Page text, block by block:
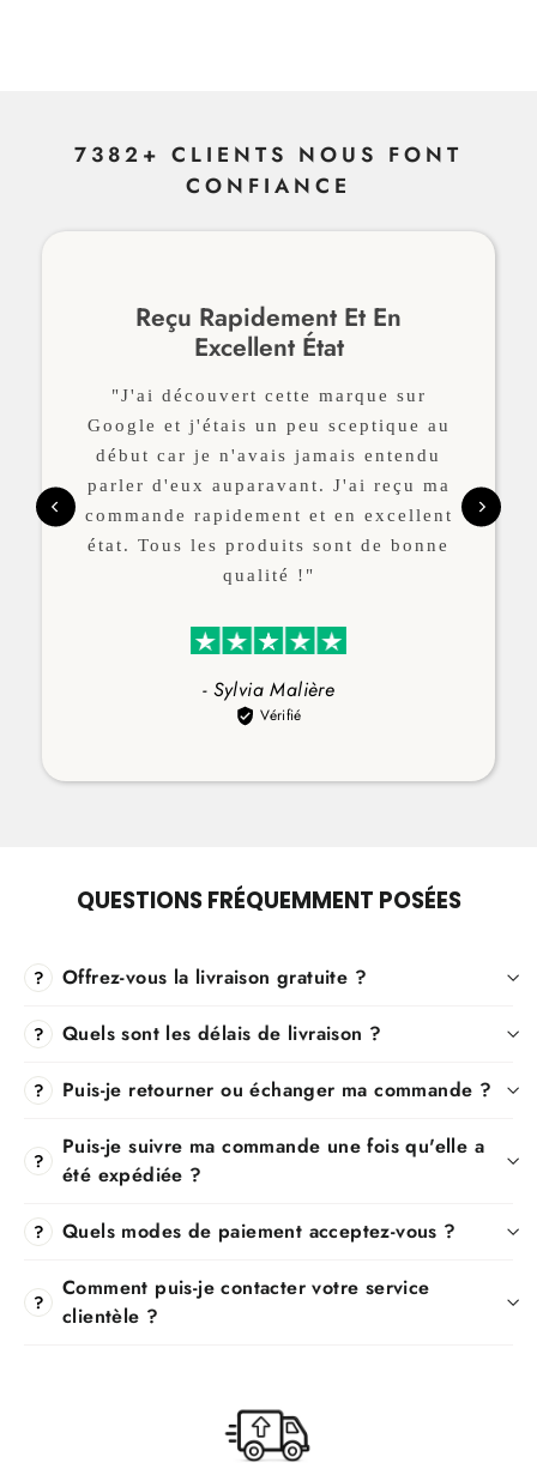
7382+ CLIENTS NOUS FONT
CONFIANCE
Reçu Rapidement Et En
Excellent État
"J'ai découvert cette marque sur
Google et j'étais un peu sceptique au
début car je n'avais jamais entendu
parler d'eux auparavant. J'ai reçu ma
commande rapidement et en excellent
état. Tous les produits sont de bonne
qualité !"
- Sylvia Malière
Vérifié
QUESTIONS FRÉQUEMMENT POSÉES
? Offrez-vous la livraison gratuite ?
? Quels sont les délais de livraison ?
? Puis-je retourner ou échanger ma commande ?
?
Puis-je suivre ma commande une fois qu'elle a
été expédiée ?
? Quels modes de paiement acceptez-vous ?
?
Comment puis-je contacter votre service
clientèle ?